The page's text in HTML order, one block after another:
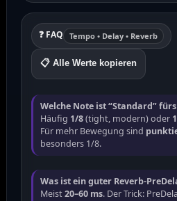
❓ FAQ Tempo • Delay • Reverb
📋 Alle Werte kopieren
Welche Note ist “Standard”
Häufig 1/8(tight, modern) oder
Für mehr Bewegung sind
besonders 1/8.
Was ist ein guter Reverb-
Meist20–60 ms. Der Trick: